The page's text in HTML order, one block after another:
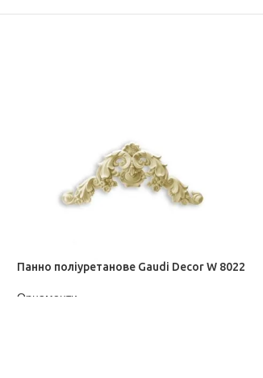
Панно поліуретанове Gaudi Decor W 8022
Орнаменти